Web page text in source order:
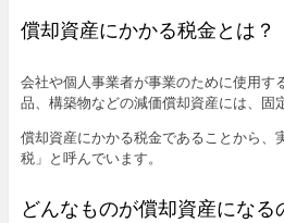
償却資産にかかる税金とは？
会社や個人事業者が事業のために使用す
品、構築物などの減価償却資産には、固
償却資産にかかる税金であることから、
税」と呼んでいます。
どんなものが償却資産になる